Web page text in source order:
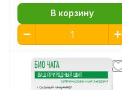
алтайская чага
В корзину